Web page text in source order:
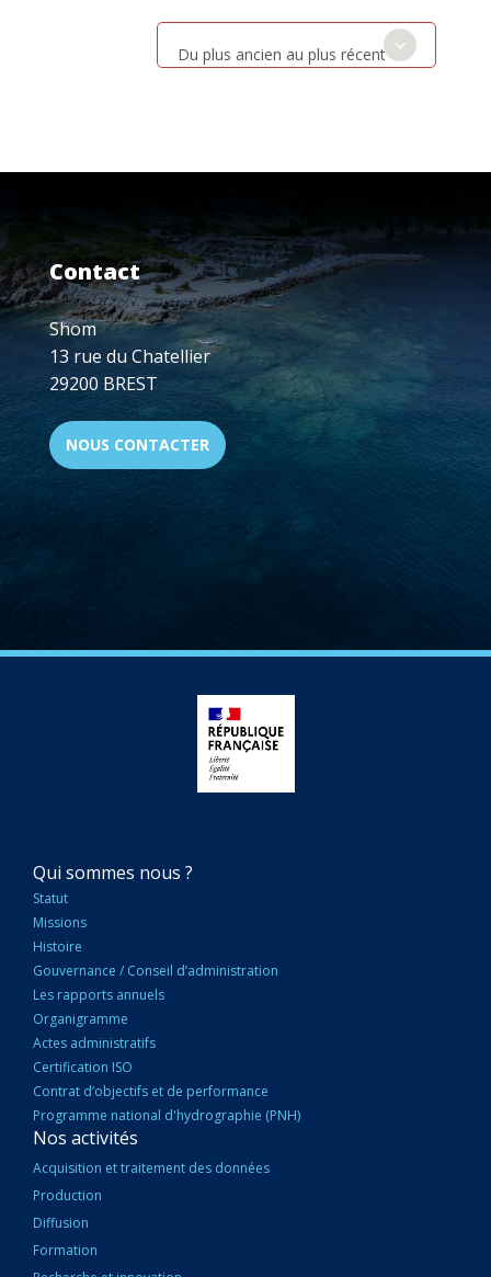
Du plus ancien au plus récent
Contact
Shom
13 rue du Chatellier
29200 BREST
NOUS CONTACTER
NAVIGATION
PRINCIPALE
Qui sommes nous ?
Statut
Missions
Histoire
Gouvernance / Conseil d’administration
Les rapports annuels
Organigramme
Actes administratifs
Certification ISO
Contrat d’objectifs et de performance
Programme national d'hydrographie (PNH)
Nos activités
Acquisition et traitement des données
Production
Diffusion
Formation